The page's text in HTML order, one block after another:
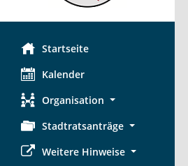
Startseite
Kalender
Organisation
Stadtratsanträge
Weitere Hinweise